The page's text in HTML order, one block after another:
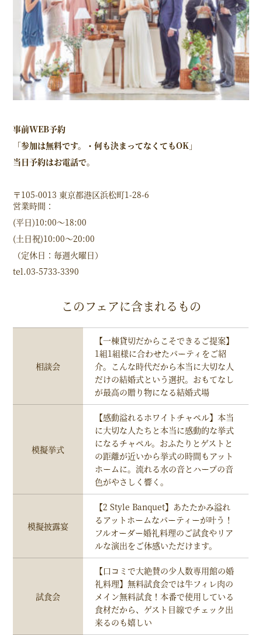
事前WEB予約
「参加は無料です。・何も決まってなくてもOK」
当日予約はお電話で。
〒105-0013 東京都港区浜松町1-28-6
営業時間：
(平日)10:00～18:00
(土日祝)10:00〜20:00
（定休日：毎週火曜日）
tel.03-5733-3390
このフェアに含まれるもの
相談会
【一棟貸切だからこそできるご提案】
1組1組様に合わせたパーティをご紹
介。こんな時代だから本当に大切な人
だけの結婚式という選択。おもてなし
が最高の贈り物になる結婚式場
模擬挙式
【感動溢れるホワイトチャペル】本当
に大切な人たちと本当に感動的な挙式
になるチャペル。おふたりとゲストと
の距離が近いから挙式の時間もアット
ホームに。流れる水の音とハープの音
色がやさしく響く。
模擬披露宴
【2 Style Banquet】あたたかみ溢れ
るアットホームなパーティーが叶う！
フルオーダー婚礼料理のご試食やリア
ルな演出をご体感いただけます。
試食会
【口コミで大絶賛の少人数専用館の婚
礼料理】無料試食会では牛フィレ肉の
メイン無料試食！本番で使用している
食材だから、ゲスト目線でチェック出
来るのも嬉しい